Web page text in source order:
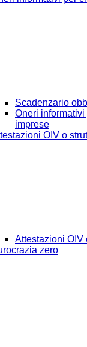
Scadenzario
Oneri
imprese
OIV o
Attestazioni OIV
zero